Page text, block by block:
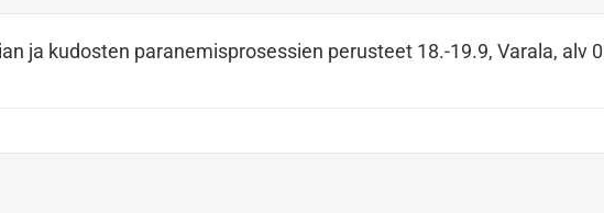
ja kudosten paranemisprosessien perusteet 18.-19.9, Varala, alv